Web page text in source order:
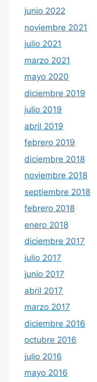
junio 2022
noviembre 2021
julio 2021
marzo 2021
mayo 2020
diciembre 2019
julio 2019
abril 2019
febrero 2019
diciembre 2018
noviembre 2018
septiembre 2018
febrero 2018
enero 2018
diciembre 2017
julio 2017
junio 2017
abril 2017
marzo 2017
diciembre 2016
octubre 2016
julio 2016
mayo 2016